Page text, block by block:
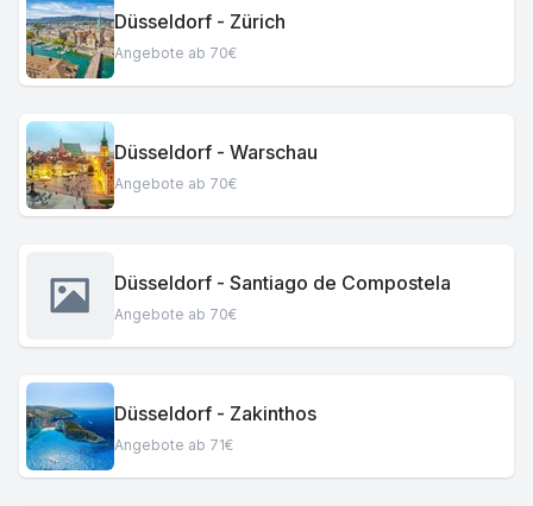
Düsseldorf - Zürich
Angebote ab 70€
Düsseldorf - Warschau
Angebote ab 70€
Düsseldorf - Santiago de Compostela
Angebote ab 70€
Düsseldorf - Zakinthos
Angebote ab 71€